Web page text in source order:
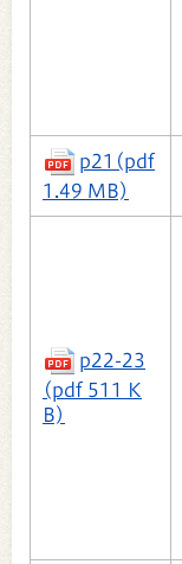
p21(pdf
1.49 MB)
p22-23
(pdf 511 K
B)